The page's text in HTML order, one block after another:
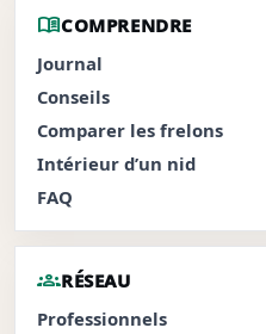
menu_bookCOMPRENDRE
Journal
Conseils
Comparer les frelons
Intérieur d’un nid
FAQ
groupsRÉSEAU
Professionnels